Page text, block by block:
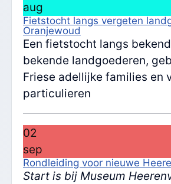
aug
Fietstocht langs vergeten
Oranjewoud
Een fietstocht langs
bekende landgoederen,
Friese adellijke families en
particulieren
02
sep
Rondleiding voor nieuwe
Start is bij Museum